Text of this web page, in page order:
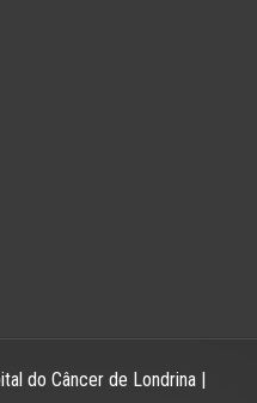
do Câncer de Londrina |